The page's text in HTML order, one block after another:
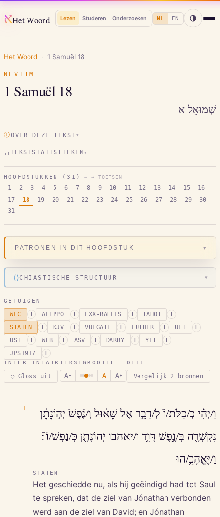
אHet Woord Lezen Studeren Onderzoeken NL EN
Het Woord · 1 Samuël 18
NEVIIM
1 Samuël 18
שְׁמוּאֵל א
ⒾOVER DEZE TEKST ▾
TEKSTSTATISTIEKEN ▾
HOOFDSTUKKEN (31 ) ← → TOETSEN
1 2 3 4 5 6 7 8 9 10 11 12 13 14 15
16
17
18 19 20 21 22 23 24 25 26 27 28 29
30
31
PATRONEN IN DIT HOOFDSTUK ▾
⟨⟩CHIASTISCHE STRUCTUUR ▾
GETUIGEN
WLC i ALEPPO i LXX-RAHLFS i TAHOT i
STATEN i KJV i VULGATE i LUTHER i ULT i
UST i WEB i ASV i DARBY i YLT i
JPS1917 i
INTERLINEAIR
○ Gloss uit
TEKSTGROOTTE
A− A A+
DIFF
Vergelijk 2 bronnen
1
וַ/יְהִ֗י כְּ/כַלֹּת/וֹ֙ לְ/דַבֵּ֣ר אֶל שָׁא֔וּל וְ/נֶ֨פֶשׁ֙ יְה֣וֹנָתָ֔ן
נִקְשְׁרָ֖ה בְּ/נֶ֣פֶשׁ דָּוִ֑ד ו/יאהבו יְהוֹנָתָ֖ן כְּ/נַפְשֽׁ/וֹ־׃
וַ/יֶּאֱהָבֵ֥/הוּ
STATEN
Het geschiedde nu, als hij geëindigd had tot Saul
te spreken, dat de ziel van Jónathan verbonden
werd aan de ziel van David; en Jónathan